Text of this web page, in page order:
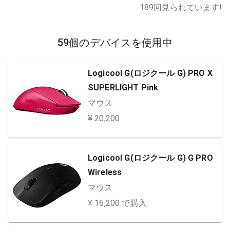
189回見られています!
59個のデバイスを使用中
Logicool G(ロジクール G) PRO X
SUPERLIGHT Pink
マウス
¥ 20,200
Logicool G(ロジクール G) G PRO
Wireless
マウス
¥ 16,200 で購入